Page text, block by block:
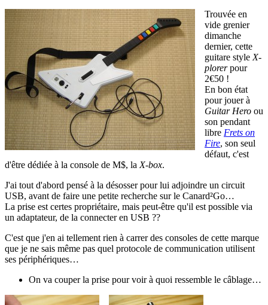
Trouvée en
vide grenier
dimanche
dernier, cette
guitare style X-
plorerpour
2€50 !
En bon état
pour jouer à
Guitar Hero ou
son pendant
libre Frets on
Fire, son seul
défaut, c'est
d'être dédiée à la console de M$, la X-box.
J'ai tout d'abord pensé à la désosser pour lui adjoindre un circuit
USB, avant de faire une petite recherche sur le Canard²Go…
La prise est certes propriétaire, mais peut-être qu'il est possible via
un adaptateur, de la connecter en USB ??
C'est que j'en ai tellement rien à carrer des consoles de cette marque
que je ne sais même pas quel protocole de communication utilisent
ses périphériques…
On va couper la prise pour voir à quoi ressemble le câblage…